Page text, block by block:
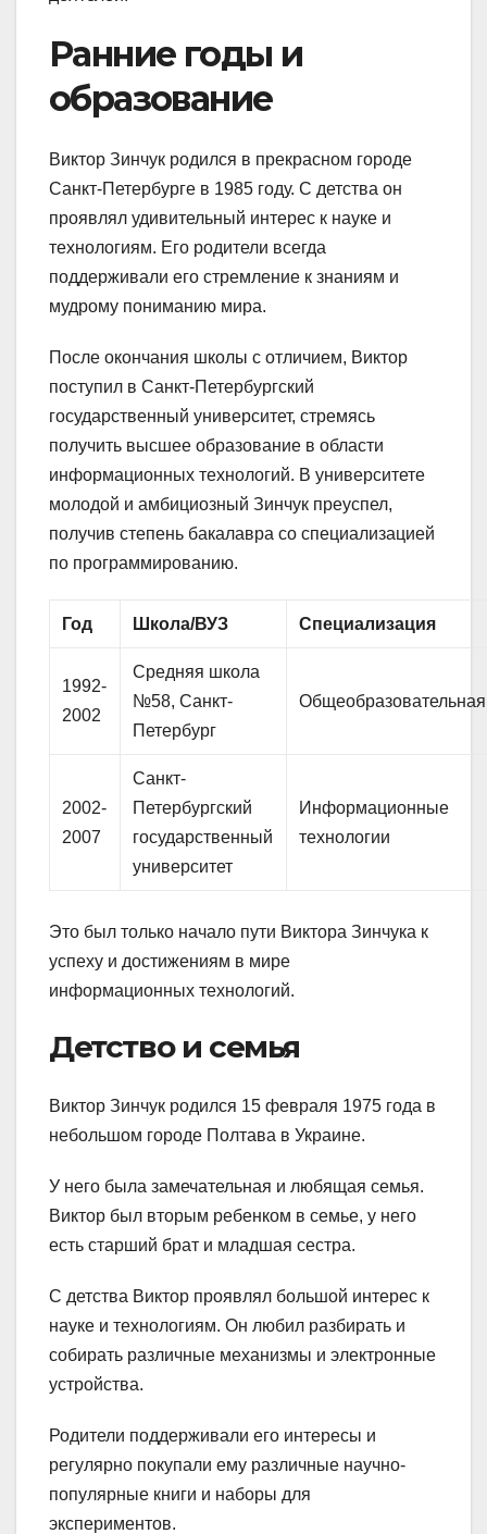
Ранние годы и
образование
Виктор Зинчук родился в прекрасном городе
Санкт-Петербурге в 1985 году. С детства он
проявлял удивительный интерес к науке и
технологиям. Его родители всегда
поддерживали его стремление к знаниям и
мудрому пониманию мира.
После окончания школы с отличием, Виктор
поступил в Санкт-Петербургский
государственный университет, стремясь
получить высшее образование в области
информационных технологий. В университете
молодой и амбициозный Зинчук преуспел,
получив степень бакалавра со специализацией
по программированию.
Год Школа/ВУЗ Специализация
1992-
2002
Средняя школа
№58, Санкт-
Петербург
Общеобразовательная
2002-
2007
Санкт-
Петербургский
государственный
университет
Информационные
технологии
Это был только начало пути Виктора Зинчука к
успеху и достижениям в мире
информационных технологий.
Детство и семья
Виктор Зинчук родился 15 февраля 1975 года в
небольшом городе Полтава в Украине.
У него была замечательная и любящая семья.
Виктор был вторым ребенком в семье, у него
есть старший брат и младшая сестра.
С детства Виктор проявлял большой интерес к
науке и технологиям. Он любил разбирать и
собирать различные механизмы и электронные
устройства.
Родители поддерживали его интересы и
регулярно покупали ему различные научно-
популярные книги и наборы для
экспериментов.